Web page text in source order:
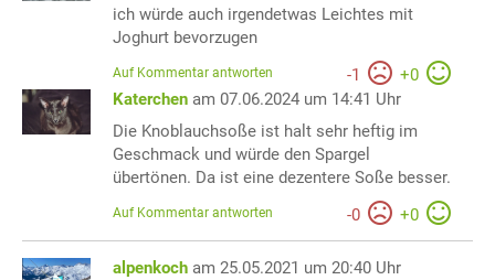
ich würde auch irgendetwas Leichtes mit
Joghurt bevorzugen
-1 +0
Auf Kommentar antworten
Katerchen am 07.06.2024 um 14:41 Uhr
Die Knoblauchsoße ist halt sehr heftig im
Geschmack und würde den Spargel
übertönen. Da ist eine dezentere Soße besser.
-0 +0
Auf Kommentar antworten
alpenkoch am 25.05.2021 um 20:40 Uhr